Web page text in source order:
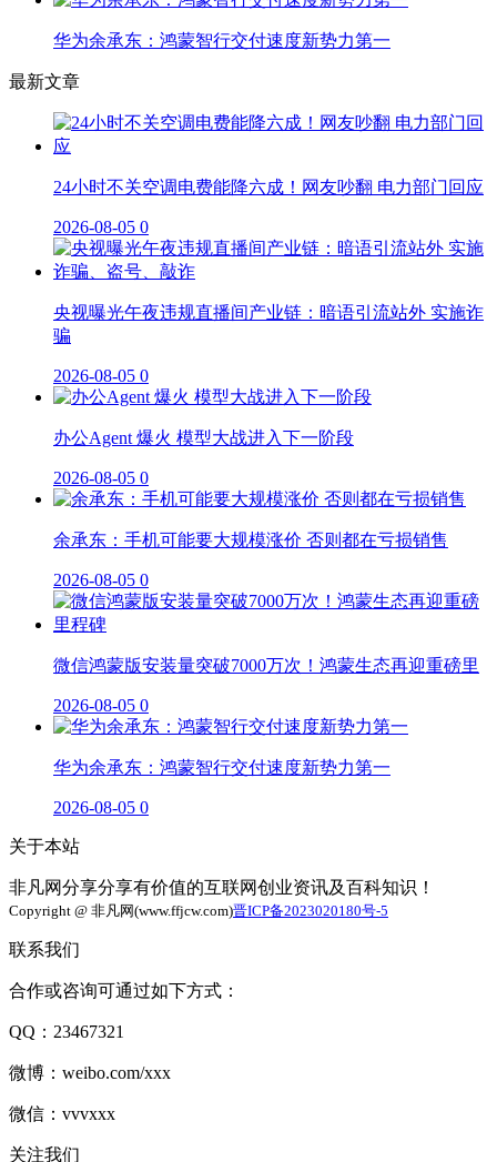
华为余承东：鸿蒙智行交付速度新势力第一
最新文章
24小时不关空调电费能降六成！网友吵翻 电力部门回应
2026-08-05 0
央视曝光午夜违规直播间产业链：暗语引流站外 实施诈
骗
2026-08-05 0
办公Agent 爆火 模型大战进入下一阶段
2026-08-05 0
余承东：手机可能要大规模涨价 否则都在亏损销售
2026-08-05 0
微信鸿蒙版安装量突破7000万次！鸿蒙生态再迎重磅里
2026-08-05 0
华为余承东：鸿蒙智行交付速度新势力第一
2026-08-05 0
关于本站
非凡网分享分享有价值的互联网创业资讯及百科知识！
Copyright @ 非凡网(www.ffjcw.com)晋ICP备2023020180号-5
联系我们
合作或咨询可通过如下方式：
QQ：23467321
微博：weibo.com/xxx
微信：vvvxxx
关注我们